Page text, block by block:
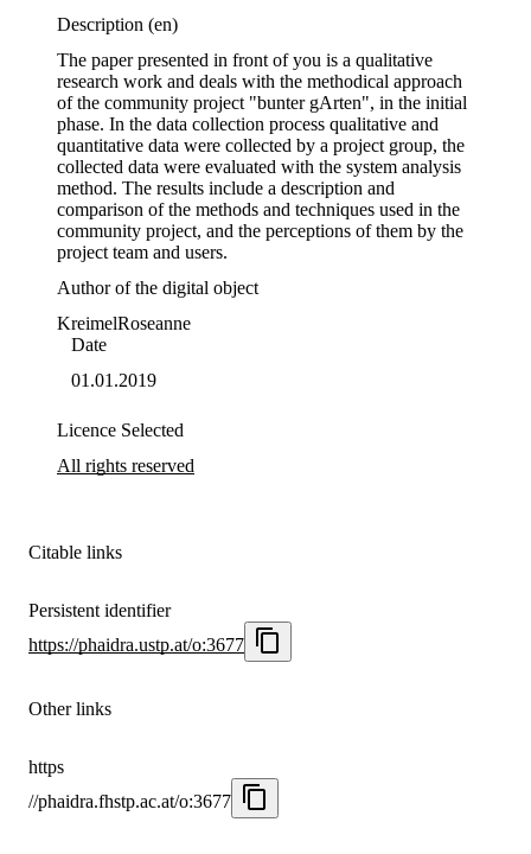
Description (en)
The paper presented in front of you is a qualitative
research work and deals with the methodical approach
of the community project "bunter gArten", in the initial
phase. In the data collection process qualitative and
quantitative data were collected by a project group, the
collected data were evaluated with the system analysis
method. The results include a description and
comparison of the methods and techniques used in the
community project, and the perceptions of them by the
project team and users.
Author of the digital object
KreimelRoseanne
Date
01.01.2019
Licence Selected
All rights reserved
Citable links
Persistent identifier
https://phaidra.ustp.at/o:3677
Other links
https
//phaidra.fhstp.ac.at/o:3677